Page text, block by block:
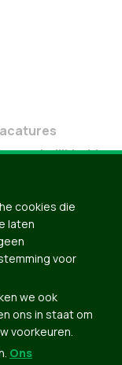
cookies die
laten
voor
we ook
ons in staat om
voorkeuren.
Ons